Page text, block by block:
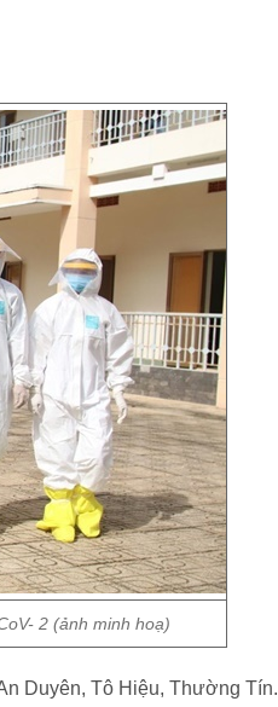
2 (ảnh minh hoạ)
Duyên, Tô Hiệu, Thường Tín.